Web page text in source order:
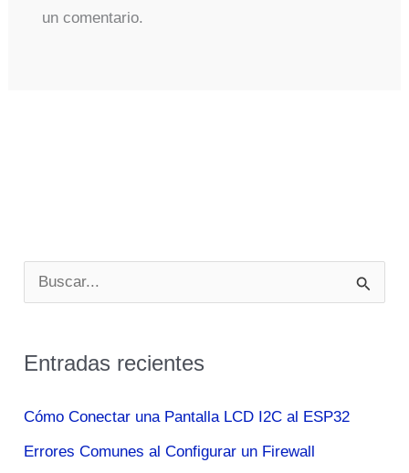
un comentario.
u
c
p
Entradas recientes
Cómo Conectar una Pantalla LCD I2C al ESP32
Errores Comunes al Configurar un Firewall